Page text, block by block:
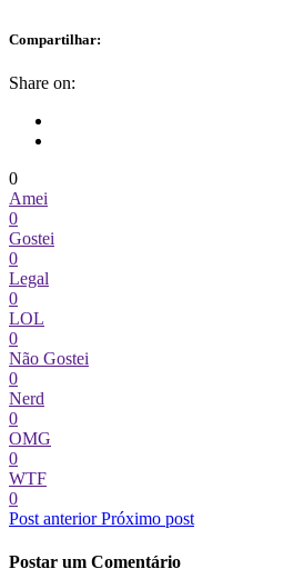
Compartilhar:
Share on:
0
Amei
0
Gostei
0
Legal
0
LOL
0
Não Gostei
0
Nerd
0
OMG
0
WTF
0
Post anterior Próximo post
Postar um Comentário